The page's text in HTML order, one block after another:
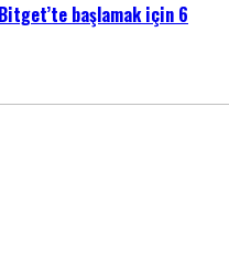
başlamak için 6